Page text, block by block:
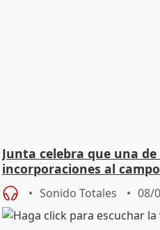
Junta celebra que una
incorporaciones al
jóvenes
Sonido Totales 08/